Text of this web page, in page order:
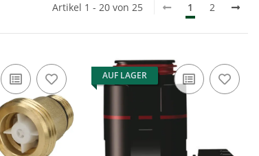
Artikel 1 - 20 von 25 1 2
AUF LAGER